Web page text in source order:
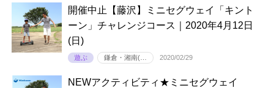
開催中止【藤沢】ミニセグウェイ「キント
ーン」チャレンジコース｜2020年4月12日
(日)
遊ぶ 鎌倉・湘南(… 2020/02/29
NEWアクティビティ★ミニセグウェイ